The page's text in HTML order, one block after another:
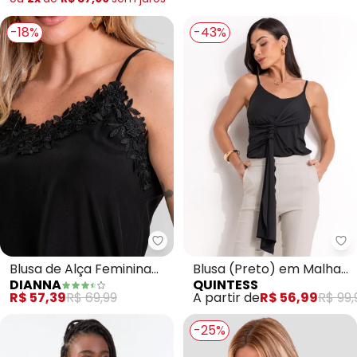
-18%
Dianna - Blusa de Alça
Blusa de Alça Feminina
em Tecido Acetinado
(Preto)
DIANNA
R$ 57,39R$ 69,99
-43%
Blusa (Preto) em Malha
Fria
QUINTESS
A partir deR$ 56,99R$
-25%